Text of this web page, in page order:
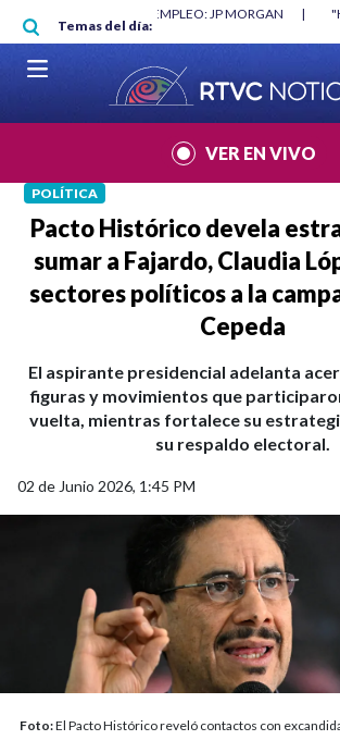
Pasar al contenido principal
Temas del día:
"HABLAR NO ES UN CRIMEN": CARTA DE
VER EN VIVO
POLÍTICA
Pacto Histórico devela
sumar a Fajardo, Claudia
sectores políticos a la
Cepeda
El aspirante presidencial adelanta
figuras y movimientos que
vuelta, mientras fortalece su
su respaldo electoral.
02 de Junio 2026, 1:45 PM
Foto:El Pacto Histórico reveló contactos con